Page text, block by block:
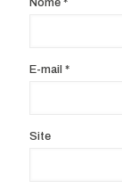
Nome *
E-mail *
Site